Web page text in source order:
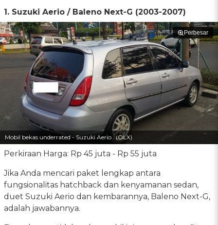
1. Suzuki Aerio / Baleno Next-G (2003-2007)
Perbesar
Mobil bekas underrated - Suzuki Aerio . (OLX)
Perkiraan Harga: Rp 45 juta - Rp 55 juta
Jika Anda mencari paket lengkap antara
fungsionalitas hatchback dan kenyamanan sedan,
duet Suzuki Aerio dan kembarannya, Baleno Next-G,
adalah jawabannya.